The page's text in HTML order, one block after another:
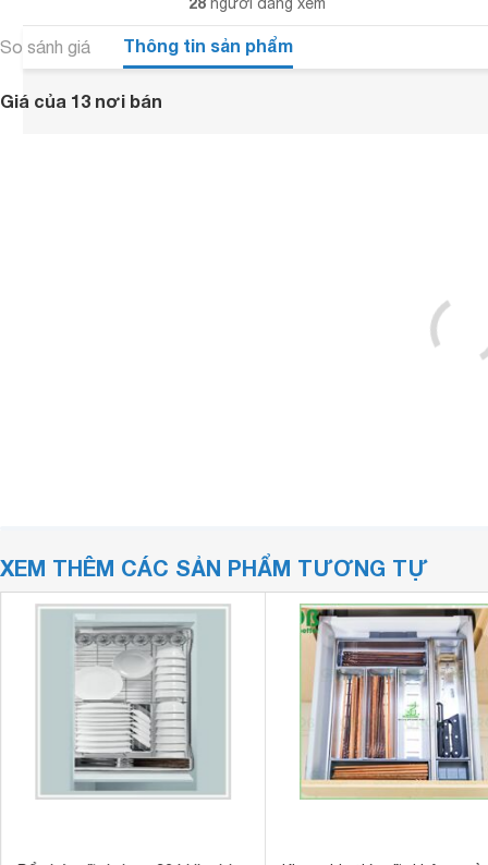
So sánh giá Thông tin sản phẩm
Giá của 13 nơi bán
XEM THÊM CÁC SẢN PHẨM TƯƠNG TỰ